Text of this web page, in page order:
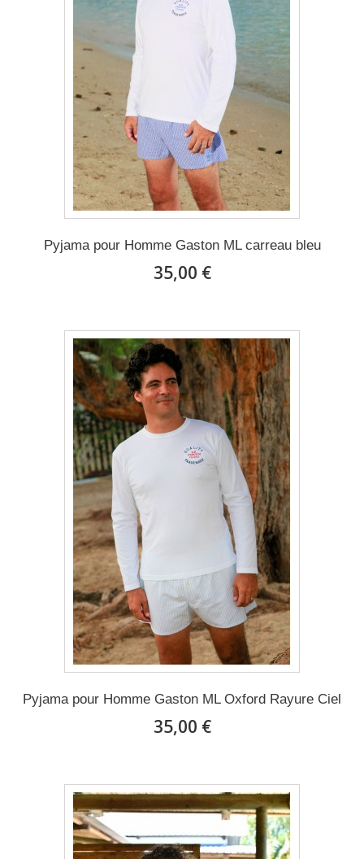
Pyjama pour Homme Gaston ML carreau bleu
35,00 €
Pyjama pour Homme Gaston ML Oxford Rayure Ciel
35,00 €